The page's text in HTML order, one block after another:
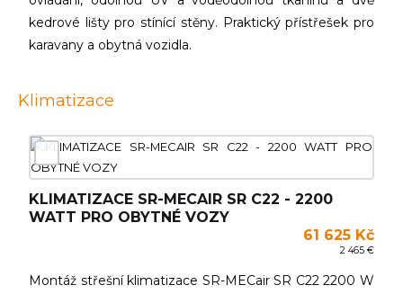
kedrové lišty pro stínící stěny. Praktický přístřešek pro
karavany a obytná vozidla.
Klimatizace
KLIMATIZACE SR-MECAIR SR C22 - 2200
WATT PRO OBYTNÉ VOZY
61 625 Kč
2 465 €
Montáž střešní klimatizace SR-MECair SR C22 2200 W